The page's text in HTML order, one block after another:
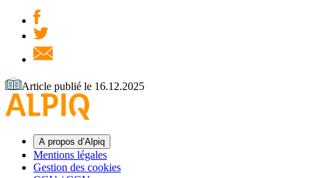
Article publié le 16.12.2025
A propos d’Alpiq
Mentions légales
Gestion des cookies